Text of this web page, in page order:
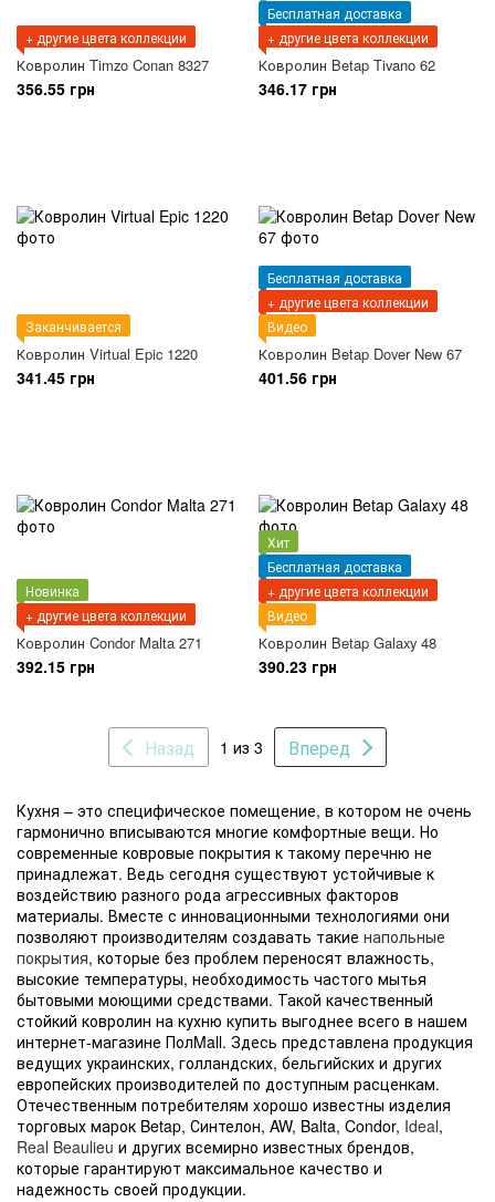
+ другие цвета коллекции
Ковролин Timzo Conan 8327
356.55 грн
Бесплатная доставка
+ другие цвета коллекции
Ковролин Betap Tivano 62
346.17 грн
Заканчивается
Ковролин Virtual Epic 1220
341.45 грн
Бесплатная доставка
+ другие цвета коллекции
Видео
Ковролин Betap Dover New 67
401.56 грн
Новинка
+ другие цвета коллекции
Ковролин Condor Malta 271
392.15 грн
Хит
Бесплатная доставка
+ другие цвета коллекции
Видео
Ковролин Betap Galaxy 48
390.23 грн
Назад 1 из 3 Вперед
Кухня – это специфическое помещение, в котором не очень
гармонично вписываются многие комфортные вещи. Но
современные ковровые покрытия к такому перечню не
принадлежат. Ведь сегодня существуют устойчивые к
воздействию разного рода агрессивных факторов
материалы. Вместе с инновационными технологиями они
позволяют производителям создавать такие напольные
покрытия, которые без проблем переносят влажность,
высокие температуры, необходимость частого мытья
бытовыми моющими средствами. Такой качественный
стойкий ковролин на кухню купить выгоднее всего в нашем
интернет-магазине ПолMall. Здесь представлена продукция
ведущих украинских, голландских, бельгийских и других
европейских производителей по доступным расценкам.
Отечественным потребителям хорошо известны изделия
торговых марок Betap, Синтелон, AW, Balta, Condor, Ideal,
Real Beaulieu и других всемирно известных брендов,
которые гарантируют максимальное качество и
надежность своей продукции.